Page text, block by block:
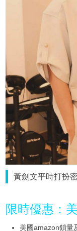
黃劍文平時打扮
限時優惠：
美國amazon鎖量